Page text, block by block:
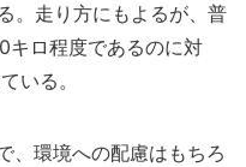
。走り方にもよるが、普
キロ程度であるのに対
いる。
、環境への配慮はもちろ